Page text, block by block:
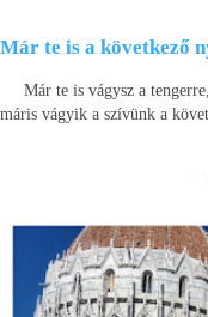
Már te is a következő
Már te is vágysz a
máris vágyik a szívünk a